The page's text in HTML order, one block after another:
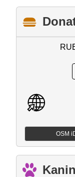
OSM